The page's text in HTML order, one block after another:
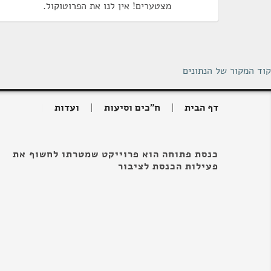
מצטערים! אין לנו את הפרוטוקול.
קוד המקור של הנתונים
דף הבית ח"כים וסיעות ועדות
כנסת פתוחה הוא פרוייקט שמטרתו לחשוף את
פעילות הכנסת לציבור